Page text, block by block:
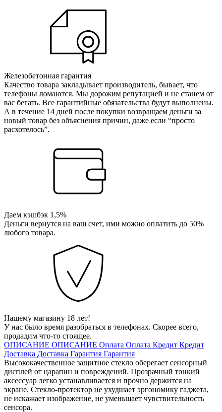
Железобетонная гарантия
Качество товара закладывает производитель, бывает, что
телефоны ломаются. Мы дорожим репутацией и не станем от
вас бегать. Все гарантийные обязательства будут выполнены.
А в течение 14 дней после покупки возвращаем деньги за
новый товар без объяснения причин, даже если “просто
расхотелось”.
Даем кэшбэк 1,5%
Деньги вернутся на ваш счет, ими можно оплатить до 50%
любого товара.
Нашему магазину 18 лет!
У нас было время разобраться в телефонах. Скорее всего,
продадим что-то стоящее.
ОПИСАНИЕ ОПИСАНИЕ Оплата Оплата Кредит Кредит
Доставка Доставка Гарантия Гарантия
Высококачественное защитное стекло оберегает сенсорный
дисплей от царапин и повреждений. Прозрачный тонкий
аксессуар легко устанавливается и прочно держится на
экране. Стекло-протектор не ухудшает эргономику гаджета,
не искажает изображение, не уменьшает чувствительность
сенсора.